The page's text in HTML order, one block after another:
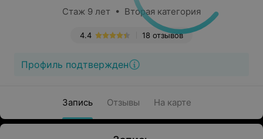
Стаж 9 лет • Вторая категория
18 отзывов
4.4
Профиль подтвержден
Запись Отзывы На карте